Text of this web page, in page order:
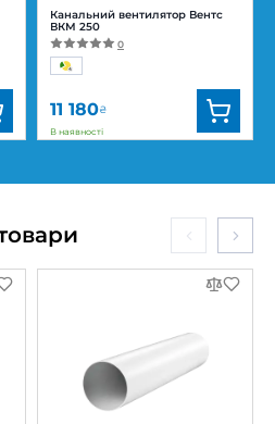
Вт
Канальний вентилятор Вентс
ВКМ 250
0
11 180₴
В наявності
Артикул: 0000227227
250 мм
Потужність:
194 Вт
50 дБ(А)